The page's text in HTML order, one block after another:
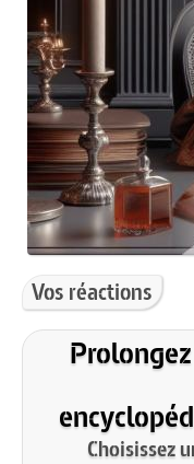
Vos réactions
Choisissez